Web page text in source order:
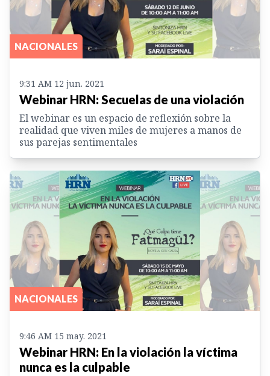
NACIONALES
9:31 AM 12 jun. 2021
Webinar HRN: Secuelas de una violación
El webinar es un espacio de reflexión sobre la
realidad que viven miles de mujeres a manos de
sus parejas sentimentales
NACIONALES
9:46 AM 15 may. 2021
Webinar HRN: En la violación la víctima
nunca es la culpable